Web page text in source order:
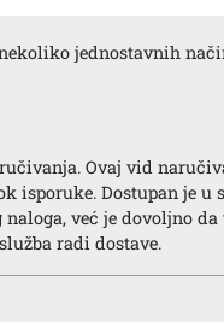
jednostavnih
Ovaj vid
isporuke. Dostupan je u
već je dovoljno
radi dostave.